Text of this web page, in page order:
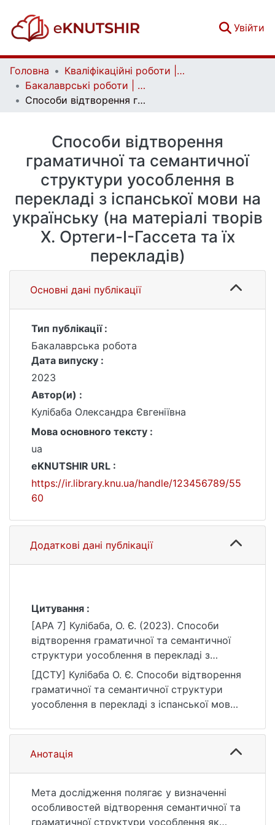
Увійти
Головна
Кваліфікаційні роботи | Qualifying works
Бакалаврські роботи | Bachelor theses
Способи відтворення граматичної та семантичної структури уособлення в перекладі з іспанської мови на українську (на матеріалі творів Х. Ортеги-І-Гасcета та їх перекладів)
Способи відтворення
граматичної та семантичної
структури уособлення в
перекладі з іспанської мови на
українську (на матеріалі творів
Х. Ортеги-І-Гасcета та їх
перекладів)
Основні дані публікації
Тип публікації :
Бакалаврська робота
Дата випуску :
2023
Автор(и) :
Кулібаба Олександра Євгеніївна
Мова основного тексту :
ua
eKNUTSHIR URL :
https://ir.library.knu.ua/handle/123456789/55
60
Додаткові дані публікації
Цитування :
[APA 7] Кулібаба, О. Є. (2023). Способи
відтворення граматичної та семантичної
структури уособлення в перекладі з
іспанської мови на українську (на
матеріалі творів Х. Ортеги-І-Гасcета та їх
перекладів) [Бакалаврська робота,
Київський національний університет імені
Тараса Шевченка]. eKNUTSHIR.
60
[ДСТУ] Кулібаба О. Є. Способи відтворення
граматичної та семантичної структури
уособлення в перекладі з іспанської мови
Ортеги-І-Гасcета та їх перекладів) :
кваліфікаційна робота бакалавра : 03
Гуманітарні науки. Київ, 2023. 59 с. URL:
60 (дата звернення: 25.07.2026).
Анотація
Мета дослідження полягає у визначенні
особливостей відтворення семантичної та
граматичної структури уособлення як